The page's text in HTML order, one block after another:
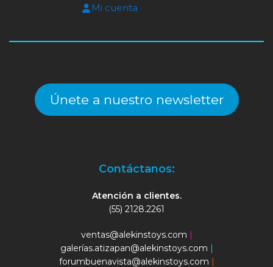
Mi cuenta
Únete a nuestro newsletter
Contáctanos:
Atención a clientes.
(55) 2128.2261
ventas@alekinstoys.com |
galerías.atizapan@alekinstoys.com |
forumbuenavista@alekinstoys.com |